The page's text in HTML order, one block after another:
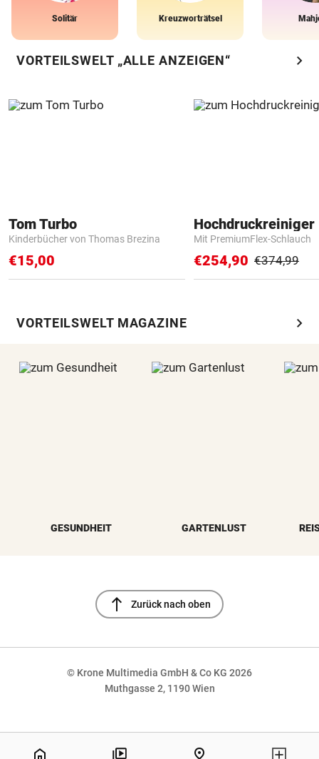
Solitär Kreuzworträtsel
VORTEILSWELT „ALLE ANZEIGEN“ chevron_right
Tom Turbo
Kinderbücher von Thomas Brezina
€15,00
Hochdruckreiniger
Mit PremiumFlex-Schlauch
€254,90 €374,99
VORTEILSWELT MAGAZINE chevron_right
GESUNDHEIT GARTENLUST
north Zurück nach oben
© Krone Multimedia GmbH & Co KG 2026
Muthgasse 2, 1190 Wien
home pin_drop
NaN%